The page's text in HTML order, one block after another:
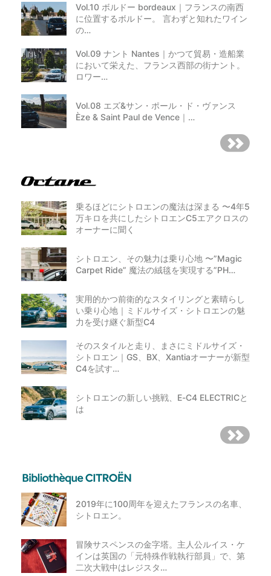
Vol.10 ボルドー bordeaux｜フランスの南西
に位置するボルドー。 言わずと知れたワイン
の…
Vol.09 ナント Nantes｜かつて貿易・造船業
において栄えた、フランス西部の街ナント。
ロワー…
Vol.08 エズ&サン・ポール・ド・ヴァンス
Èze & Saint Paul de Vence｜…
乗るほどにシトロエンの魔法は深まる 〜4年5
万キロを共にしたシトロエンC5エアクロスの
オーナーに聞く
シトロエン、その魅力は乗り心地 〜”Magic
Carpet Ride” 魔法の絨毯を実現する”PH…
実用的かつ前衛的なスタイリングと素晴らし
い乗り心地｜ミドルサイズ・シトロエンの魅
力を受け継ぐ新型C4
そのスタイルと走り、まさにミドルサイズ・
シトロエン｜GS、BX、Xantiaオーナーが新型
C4を試す…
シトロエンの新しい挑戦、E-C4 ELECTRICと
は
2019年に100周年を迎えたフランスの名車、
シトロエン。
冒険サスペンスの金字塔。主人公ルイス・ケ
インは英国の「元特殊作戦執行部員」で、第
二次大戦中はレジスタ…